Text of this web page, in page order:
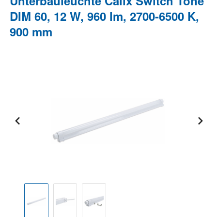
DIM 60, 12 W, 960 lm, 2700-6500 K,
900 mm